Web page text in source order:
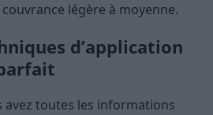
légère à moyenne.
d’application
avez toutes les informations